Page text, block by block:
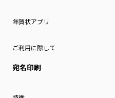
年賀状アプリ
ご利用に際して
宛名印刷